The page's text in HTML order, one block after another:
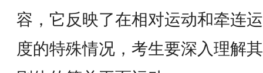
容，它反映了在相对运动和牵连
度的特殊情况，考生要深入理解